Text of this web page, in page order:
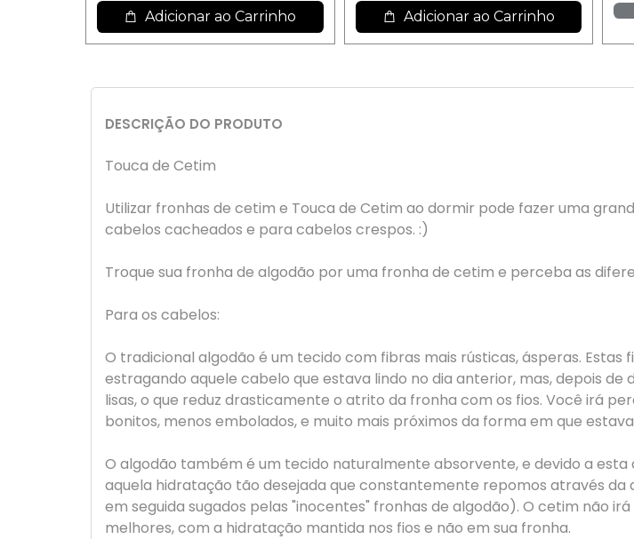
Adicionar ao Carrinho Adicionar ao Carrinho
DESCRIÇÃO DO PRODUTO
Touca de Cetim
Utilizar fronhas de cetim e Touca de Cetim ao dormir pode fazer uma
cabelos cacheados e para cabelos crespos. :)
Troque sua fronha de algodão por uma fronha de cetim e perceba as
Para os cabelos:
O tradicional algodão é um tecido com fibras mais rústicas, ásperas.
estragando aquele cabelo que estava lindo no dia anterior, mas, depois
lisas, o que reduz drasticamente o atrito da fronha com os fios. Você irá
bonitos, menos embolados, e muito mais próximos da forma em que
O algodão também é um tecido naturalmente absorvente, e devido a
aquela hidratação tão desejada que constantemente repomos através da
em seguida sugados pelas "inocentes" fronhas de algodão). O cetim não
melhores, com a hidratação mantida nos fios e não em sua fronha.